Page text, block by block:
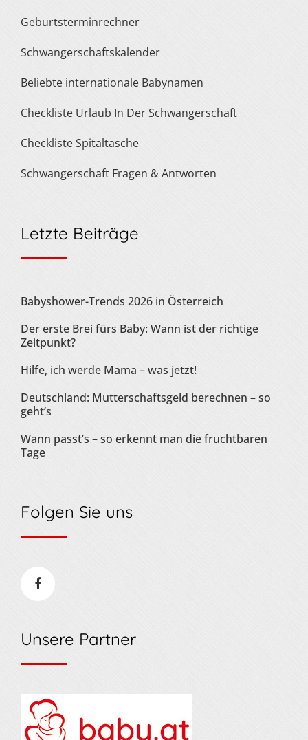
Geburtsterminrechner
Schwangerschaftskalender
Beliebte internationale Babynamen
Checkliste Urlaub In Der Schwangerschaft
Checkliste Spitaltasche
Schwangerschaft Fragen & Antworten
Letzte Beiträge
Babyshower-Trends 2026 in Österreich
Der erste Brei fürs Baby: Wann ist der richtige
Zeitpunkt?
Hilfe, ich werde Mama – was jetzt!
Deutschland: Mutterschaftsgeld berechnen – so
geht’s
Wann passt’s – so erkennt man die fruchtbaren
Tage
Folgen Sie uns
Unsere Partner